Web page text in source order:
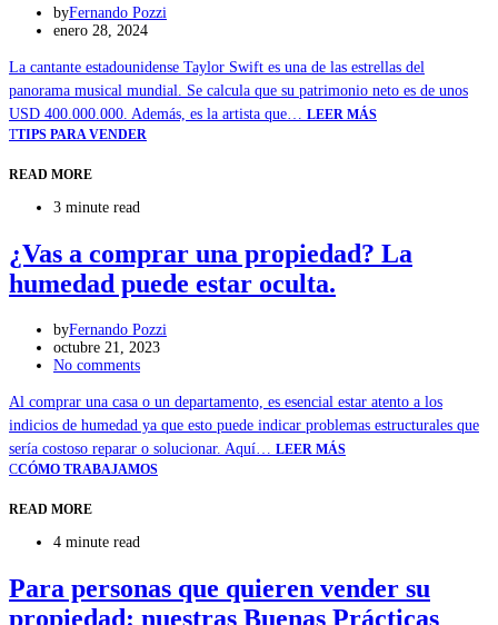
byFernando Pozzi
enero 28, 2024
La cantante estadounidense Taylor Swift es una de las estrellas del
panorama musical mundial. Se calcula que su patrimonio neto es de unos
USD 400.000.000. Además, es la artista que… LEER MÁS
TTIPS PARA VENDER
READ MORE
3 minute read
¿Vas a comprar una propiedad? La
humedad puede estar oculta.
byFernando Pozzi
octubre 21, 2023
No comments
Al comprar una casa o un departamento, es esencial estar atento a los
indicios de humedad ya que esto puede indicar problemas estructurales que
sería costoso reparar o solucionar. Aquí… LEER MÁS
CCÓMO TRABAJAMOS
READ MORE
4 minute read
Para personas que quieren vender su
propiedad: nuestras Buenas Prácticas